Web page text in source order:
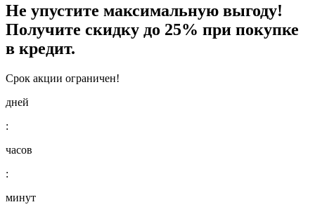
Не упустите максимальную выгоду!
Получите скидку до 25% при покупке
в кредит.
Срок акции ограничен!
дней
:
часов
:
минут